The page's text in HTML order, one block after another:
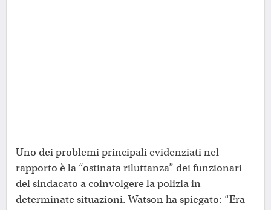
Uno dei problemi principali evidenziati nel
rapporto è la “ostinata riluttanza” dei funzionari
del sindacato a coinvolgere la polizia in
determinate situazioni. Watson ha spiegato: “Era